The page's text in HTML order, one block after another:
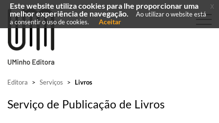
Editora > Serviços > Livros
Serviço de Publicação de Livros
Este website utiliza cookies para lhe proporcionar uma
melhor experiência de navegação.
Ao utilizar o website está
a consentir o uso de cookies.
Aceitar
x